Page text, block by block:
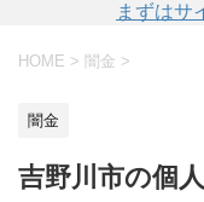
まずはサ
HOME > 闇金 >
闇金
吉野川市の個